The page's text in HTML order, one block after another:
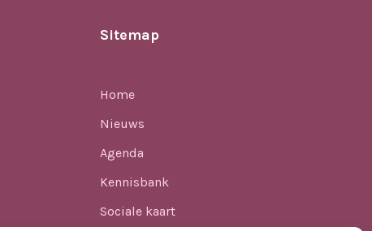
Sitemap
Home
Nieuws
Agenda
Kennisbank
Sociale kaart